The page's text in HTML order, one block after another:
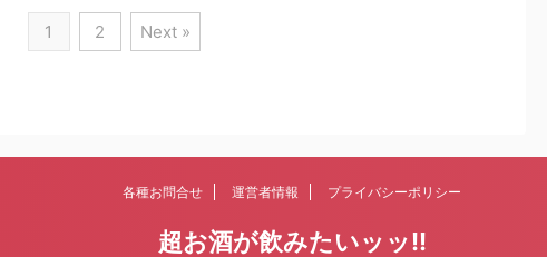
1 2 Next »
各種お問合せ 運営者情報 プライバシーポリシー
超お酒が飲みたいッッ!!